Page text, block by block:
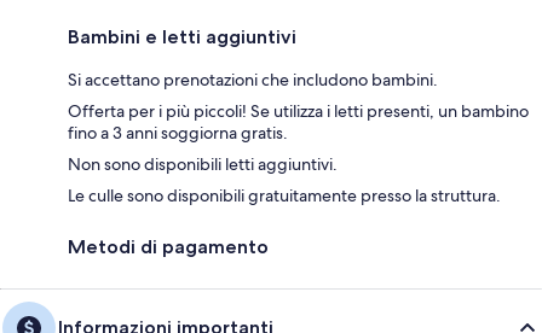
Bambini e letti aggiuntivi
Si accettano prenotazioni che includono bambini.
Offerta per i più piccoli! Se utilizza i letti presenti, un bambino
fino a 3 anni soggiorna gratis.
Non sono disponibili letti aggiuntivi.
Le culle sono disponibili gratuitamente presso la struttura.
Metodi di pagamento
Informazioni importanti